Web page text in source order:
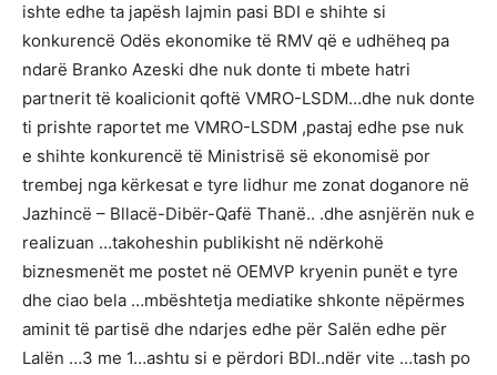
ishte edhe ta japësh lajmin pasi BDI e shihte si
konkurencë Odës ekonomike të RMV që e udhëheq pa
ndarë Branko Azeski dhe nuk donte ti mbete hatri
partnerit të koalicionit qoftë VMRO-LSDM…dhe nuk donte
ti prishte raportet me VMRO-LSDM ,pastaj edhe pse nuk
e shihte konkurencë të Ministrisë së ekonomisë por
trembej nga kërkesat e tyre lidhur me zonat doganore në
Jazhincë – Bllacë-Dibër-Qafë Thanë.. .dhe asnjërën nuk e
realizuan …takoheshin publikisht në ndërkohë
biznesmenët me postet në OEMVP kryenin punët e tyre
dhe ciao bela …mbështetja mediatike shkonte nëpërmes
aminit të partisë dhe ndarjes edhe për Salën edhe për
Lalën …3 me 1…ashtu si e përdori BDI..ndër vite …tash po